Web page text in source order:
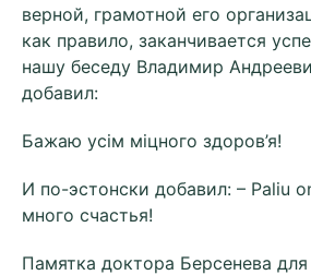
верной, грамотной его
как правило, заканчивается
нашу беседу Владимир
добавил:
Бажаю усім міцного здоров’я!
И по-эстонски добавил: – Раliu
много счастья!
Памятка доктора Берсенева